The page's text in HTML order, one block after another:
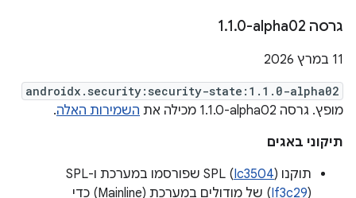
גרסה ‎1 .1.0-alpha02
‫11 במרץ 2026
androidx.security:security-state:1.1.0-alpha02
מופץ. גרסה ‎1.1.0-alpha02 מכילה את השמירות האלה.
תיקוני באגים
תוקנו SPL ( Ic3504
) שפורסמו במערכת ו-SPL
(If3c29
) של מודולים במערכת (Mainline) כדי